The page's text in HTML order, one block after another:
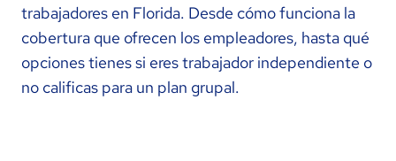
trabajadores en Florida. Desde cómo funciona la
cobertura que ofrecen los empleadores, hasta qué
opciones tienes si eres trabajador independiente o
no calificas para un plan grupal.